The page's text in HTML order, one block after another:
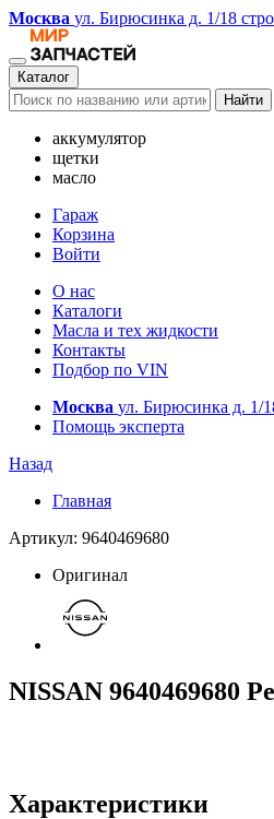
Москва ул. Бирюсинка д. 1/18
Каталог
Найти
аккумулятор
щетки
масло
Гараж
Корзина
Войти
О нас
Каталоги
Масла и тех жидкости
Контакты
Подбор по VIN
Москва ул. Бирюсинка д. 1/
Помощь эксперта
Назад
Главная
Артикул: 9640469680
Оригинал
NISSAN 9640469680
Характеристики